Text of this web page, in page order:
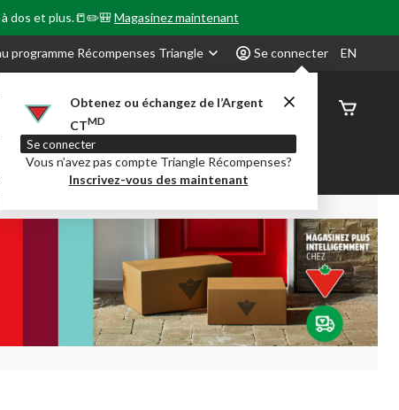
à dos et plus.📒✏️🎒Magasinez maintenant
programme Récompenses Triangle Se connecter
Obtenez ou échangez de l’Argent
CTMD
Se connecter
Vous n’avez pas compte Triangle Récompenses?
Inscrivez-vous des maintenant
EN
État de
en Classe Party City Centre-auto